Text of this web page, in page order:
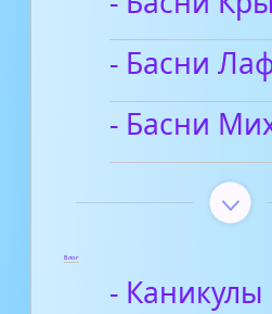
- Басни
- Басни
Блог
- Каникулы